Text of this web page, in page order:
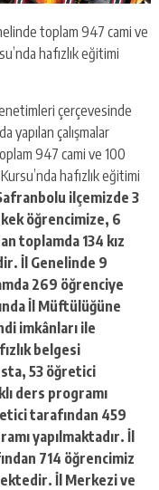
toplam 947 cami ve
hafızlık eğitimi
çerçevesinde
yapılan çalışmalar
947 cami ve 100
hafızlık eğitimi
ilçemizde 3
öğrencimize, 6
toplamda 134 kız
İl Genelinde 9
269 öğrenciye
İl Müftülüğüne
imkânları ile
belgesi
53 öğretici
ders programı
tarafından 459
yapılmaktadır. İl
714 öğrencimiz
İl Merkezi ve